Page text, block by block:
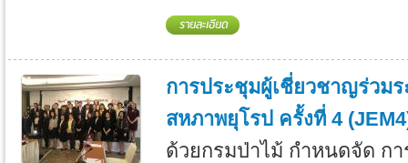
การประชุมผู้เชี่ยวชาญร่วมร
สหภาพยุโรป ครั้งที่ 4
ด้วยกรมป่าไม้ กำหนดจัด ก